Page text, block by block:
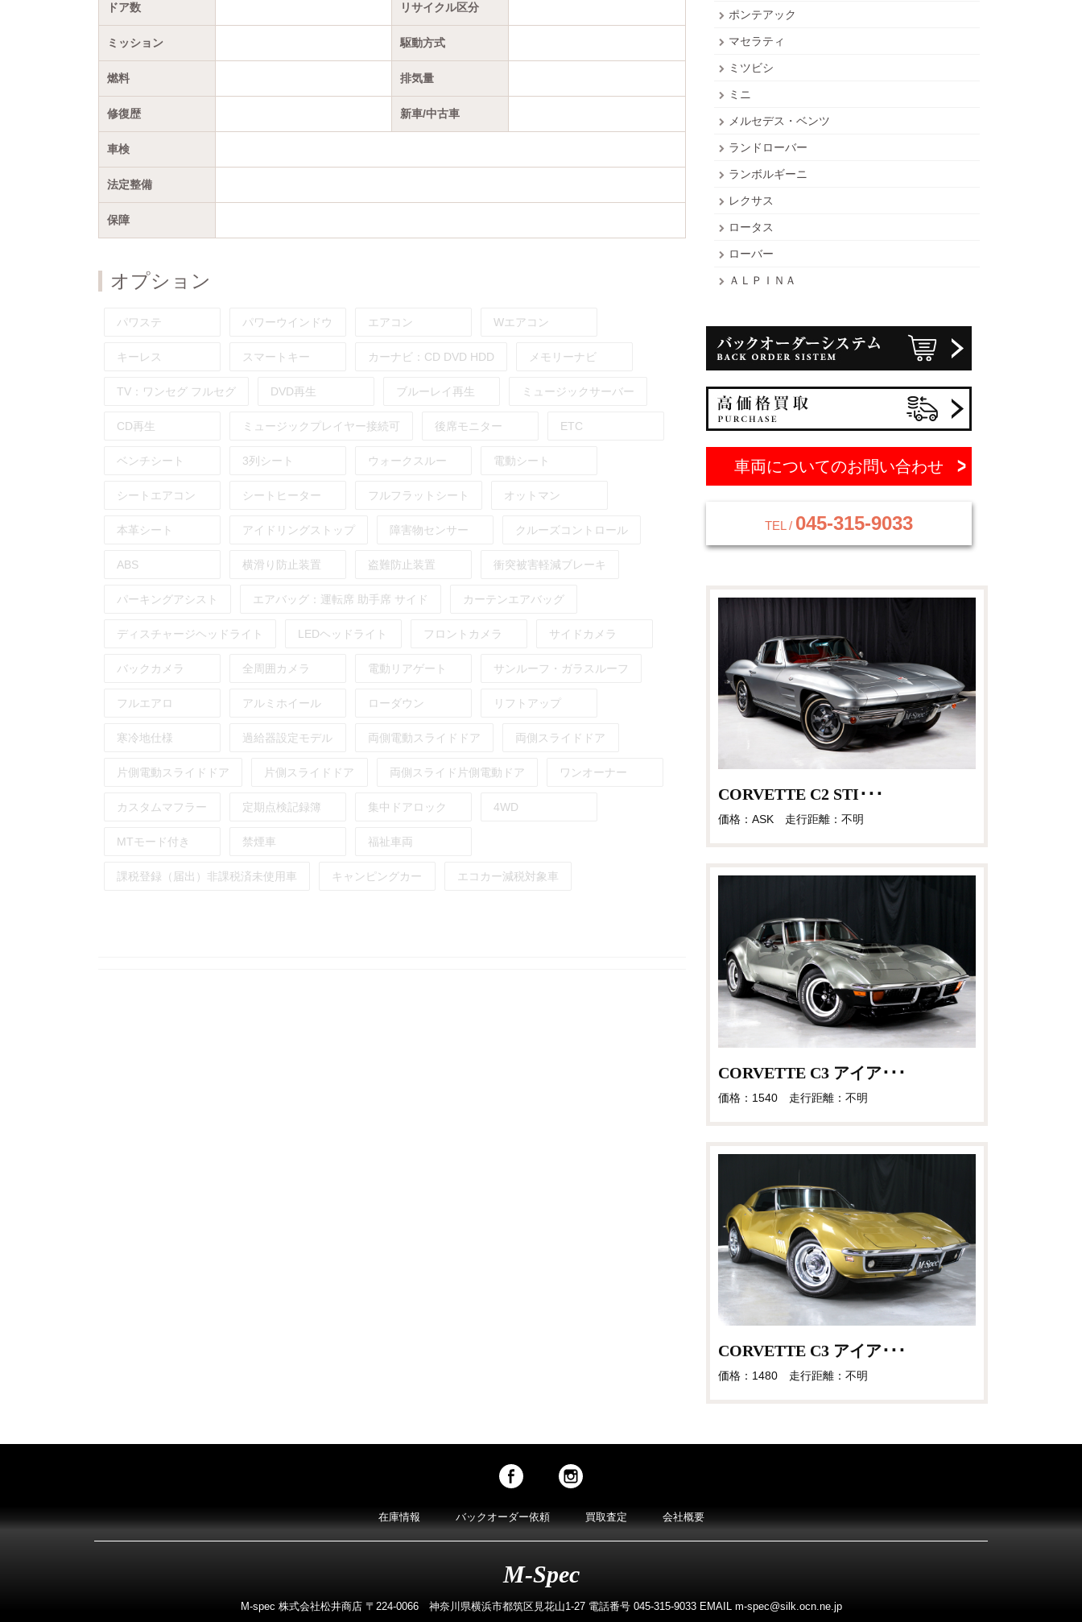
ドア数 リサイクル区分
ミッション 駆動方式
燃料 排気量
修復歴 新車/中古車
車検
法定整備
保障
オプション
パワステ パワーウインドウ エアコン Wエアコン
キーレス スマートキー カーナビ： CD DVD HDD メモリーナビ
TV： ワンセグ フルセグ DVD再生 ブルーレイ再生 ミュージックサーバー
CD再生 ミュージックプレイヤー接続可 後席モニター ETC
ベンチシート 3列シート ウォークスルー 電動シート
シートエアコン シートヒーター フルフラットシート オットマン
本革シート アイドリングストップ 障害物センサー クルーズコントロール
ABS 横滑り防止装置 盗難防止装置 衝突被害軽減ブレーキ
パーキングアシスト エアバッグ： 運転席 助手席 サイド カーテンエアバッグ
ディスチャージヘッドライト LEDヘッドライト フロントカメラ サイドカメラ
バックカメラ 全周囲カメラ 電動リアゲート サンルーフ・ガラスルーフ
フルエアロ アルミホイール ローダウン リフトアップ
寒冷地仕様 過給器設定モデル 両側電動スライドドア 両側スライドドア
片側電動スライドドア 片側スライドドア 両側スライド片側電動ドア ワンオーナー
カスタムマフラー 定期点検記録簿 集中ドアロック 4WD
MTモード付き 禁煙車 福祉車両
課税登録（届出）非課税済未使用車 キャンピングカー エコカー減税対象車
ポンテアック
マセラティ
ミツビシ
ミニ
メルセデス・ベンツ
ランドローバー
ランボルギーニ
レクサス
ロータス
ローバー
ＡＬＰＩＮＡ
車両についてのお問い合わせ
TEL / 045-315-9033
CORVETTE C2 STI･･･
価格：ASK 走行距離：不明
CORVETTE C3 アイア･･･
価格：1540 走行距離：不明
CORVETTE C3 アイア･･･
価格：1480 走行距離：不明
在庫情報 バックオーダー依頼 買取査定 会社概要
M-Spec
M-spec 株式会社松井商店 〒224-0066 神奈川県横浜市都筑区見花山1-27 電話番号 045-315-9033 EMAIL m-spec@silk.ocn.ne.jp